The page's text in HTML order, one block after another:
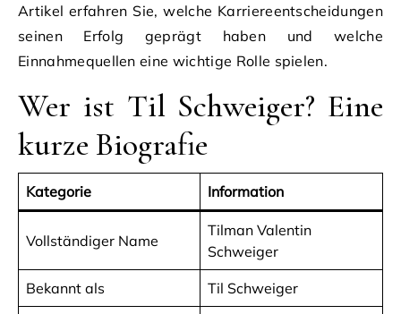
Artikel erfahren Sie, welche Karriereentscheidungen
seinen Erfolg geprägt haben und welche
Einnahmequellen eine wichtige Rolle spielen.
Wer ist Til Schweiger? Eine
kurze Biografie
Kategorie Information
Vollständiger Name
Tilman Valentin
Schweiger
Bekannt als Til Schweiger